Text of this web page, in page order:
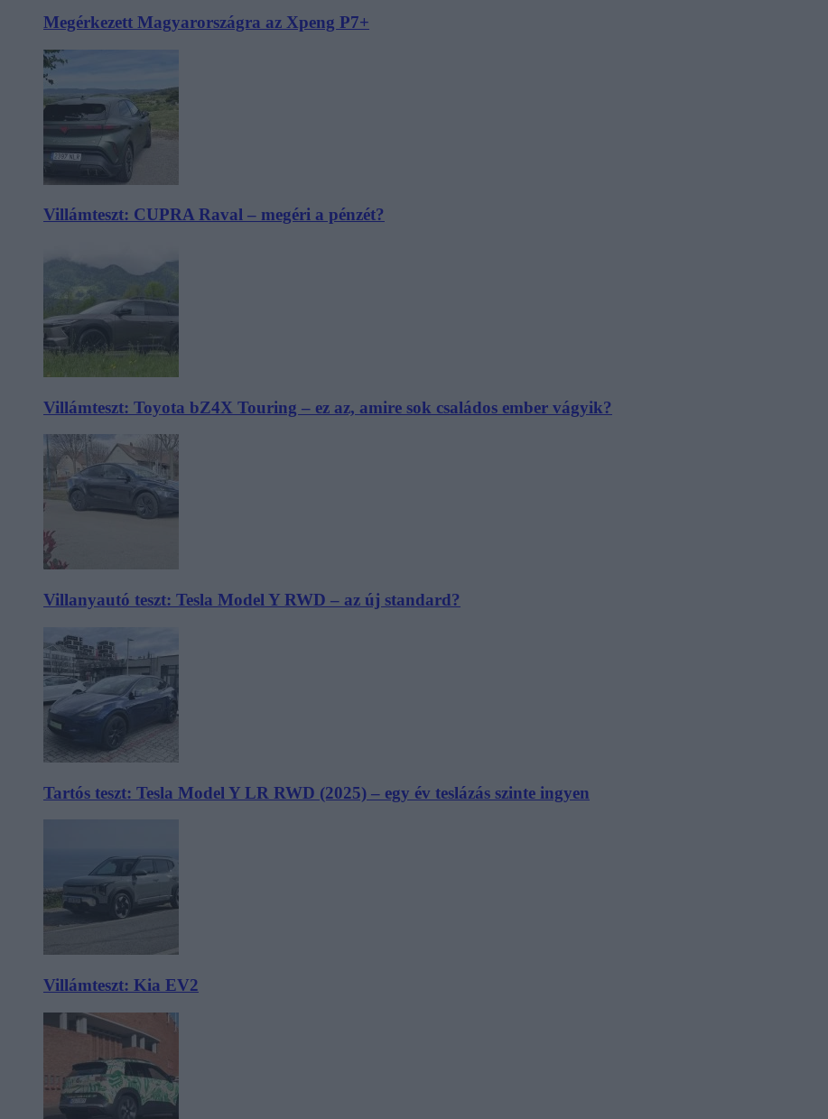
Megérkezett Magyarországra az Xpeng P7+
Villámteszt: CUPRA Raval – megéri a pénzét?
Villámteszt: Toyota bZ4X Touring – ez az, amire sok családos ember vágyik?
Villanyautó teszt: Tesla Model Y RWD – az új standard?
Tartós teszt: Tesla Model Y LR RWD (2025) – egy év teslázás szinte ingyen
Villámteszt: Kia EV2